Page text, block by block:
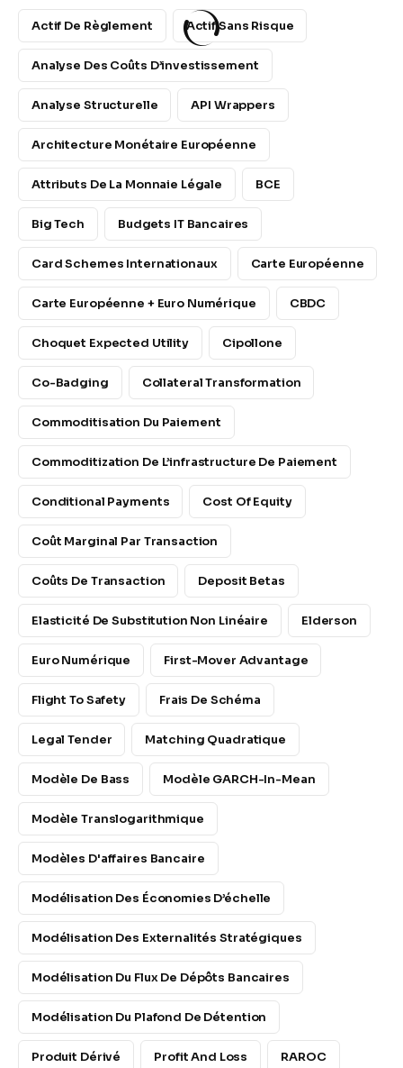
Actif De Règlement Actif Sans Risque
Analyse Des Coûts D’investissement
Analyse Structurelle API Wrappers
Architecture Monétaire Européenne
Attributs De La Monnaie Légale BCE
Big Tech Budgets IT Bancaires
Card Schemes Internationaux Carte Européenne
Carte Européenne + Euro Numérique CBDC
Choquet Expected Utility Cipollone
Co-Badging Collateral Transformation
Commoditisation Du Paiement
Commoditization De L’infrastructure De Paiement
Conditional Payments Cost Of Equity
Coût Marginal Par Transaction
Coûts De Transaction Deposit Betas
Elasticité De Substitution Non Linéaire Elderson
Euro Numérique First-Mover Advantage
Flight To Safety Frais De Schéma
Legal Tender Matching Quadratique
Modèle De Bass Modèle GARCH-In-Mean
Modèle Translogarithmique
Modèles D'affaires Bancaire
Modélisation Des Économies D’échelle
Modélisation Des Externalités Stratégiques
Modélisation Du Flux De Dépôts Bancaires
Modélisation Du Plafond De Détention
Produit Dérivé Profit And Loss RAROC